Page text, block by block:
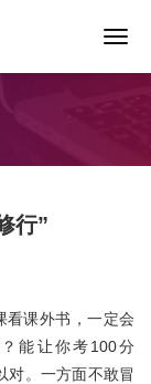
行”
课外书，一定会
能让你考100分
对。一方面不敢冒